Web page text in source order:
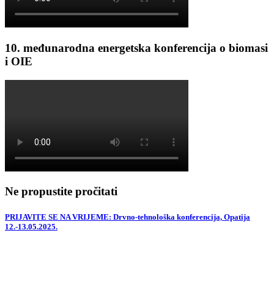
10. međunarodna energetska konferencija o biomasi
i OIE
Ne propustite pročitati
PRIJAVITE SE NA VRIJEME: Drvno-tehnološka konferencija, Opatija
12.-13.05.2025.